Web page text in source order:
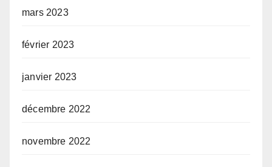
mars 2023
février 2023
janvier 2023
décembre 2022
novembre 2022